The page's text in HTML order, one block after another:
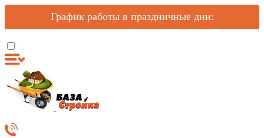
График работы в праздничные дни: